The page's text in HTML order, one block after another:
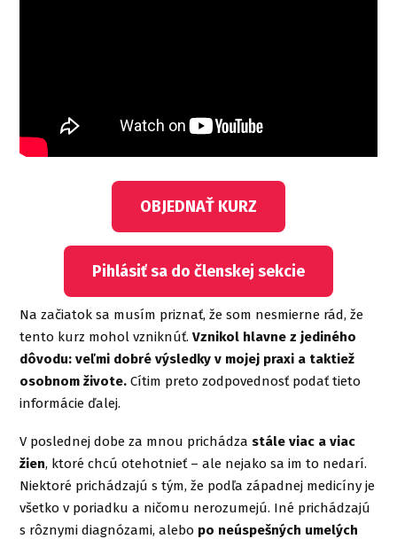
OBJEDNAŤ KURZ
Pihlásiť sa do členskej sekcie
Na začiatok sa musím priznať, že som nesmierne rád, že
tento kurz mohol vzniknúť.Vznikol hlavne z jediného
dôvodu: veľmi dobré výsledky v mojej praxi a taktiež
osobnom živote. Cítim preto zodpovednosť podať tieto
informácie ďalej.
V poslednej dobe za mnou prichádzastále viac a viac
žien, ktoré chcú otehotnieť – ale nejako sa im to nedarí.
Niektoré prichádzajú s tým, že podľa západnej medicíny je
všetko v poriadku a ničomu nerozumejú. Iné prichádzajú
s rôznymi diagnózami, alebo po neúspešných umelých